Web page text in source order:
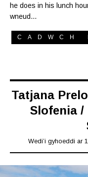
he does in his lunch
wneud…
Tatjana
Slofenia /
Wedi’i gyhoeddi ar